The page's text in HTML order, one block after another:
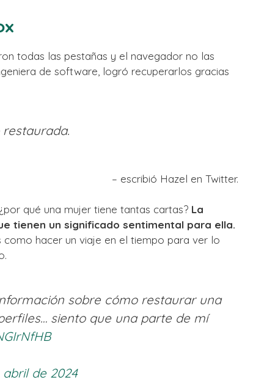
todas las pestañas y el navegador no las
de software, logró recuperarlos gracias
– escribió Hazel en Twitter.
qué una mujer tiene tantas cartas? La
tienen un significado sentimental para ella.
hacer un viaje en el tiempo para ver lo
sobre cómo restaurar una
siento que una parte de mí
abril de 2024